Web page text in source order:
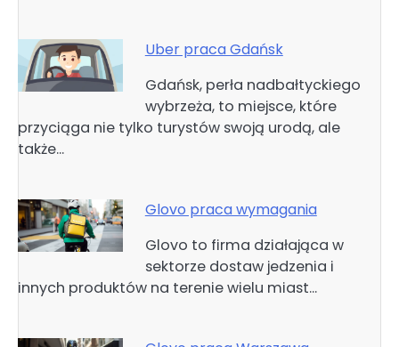
Uber praca Gdańsk
Gdańsk, perła nadbałtyckiego
wybrzeża, to miejsce, które
przyciąga nie tylko turystów swoją urodą, ale
także…
Glovo praca wymagania
Glovo to firma działająca w
sektorze dostaw jedzenia i
innych produktów na terenie wielu miast…